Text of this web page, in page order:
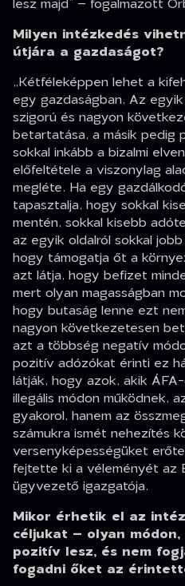
Milyen intézkedés
útjára a gazdaságot?
„Kétféleképpen lehet a
egy gazdaságban. Az
szigorú és nagyon
betartatása, a másik pedig
sokkal inkább a bizalmi
előfeltétele a viszonylag
megléte. Ha egy
tapasztalja, hogy sokkal
mentén, sokkal kisebb
az egyik oldalról sokkal
hogy támogatja őt a
azt látja, hogy befizet
mert olyan magasságban
hogy butaság lenne ezt
nagyon következetesen
azt a többség negatív
pozitív adózókat érinti ez
látják, hogy azok, akik
illegális módon működnek,
gyakorol, hanem az
számukra ismét nehezítés
versenyképességüket
fejtette ki a véleményét az
ügyvezető igazgatója.
Mikor érhetik el az
céljukat – olyan
pozitív lesz, és nem
fogadni őket az